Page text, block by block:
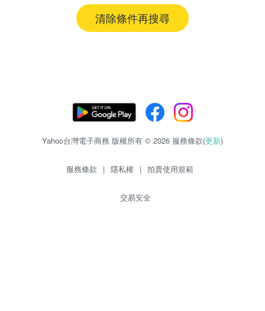
清除條件再搜尋
Yahoo台灣電子商務 版權所有 © 2026 服務條款(更新)
服務條款 | 隱私權 | 拍賣使用規範
交易安全